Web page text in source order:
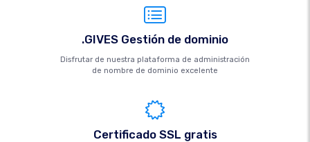
.GIVES Gestión de dominio
Disfrutar de nuestra plataforma de administración
de nombre de dominio excelente
Certificado SSL gratis